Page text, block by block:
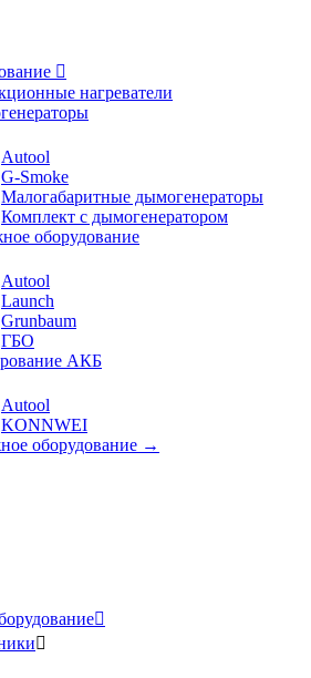

нагреватели
Аutool
G-Smoke
Малогабаритные дымогенераторы
Комплект с дымогенератором
оборудование
Autool
Launch
Grunbaum
ГБО
АКБ
Autool
KONNWEI
оборудование →

